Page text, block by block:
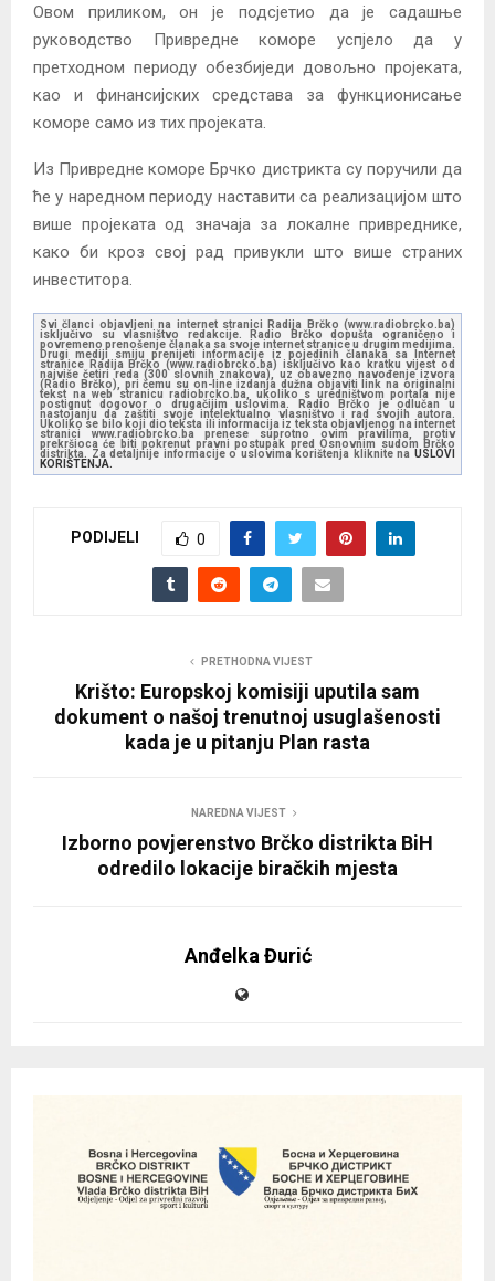
Овом приликом, он је подсјетио да је садашње
руководство Привредне коморе успјело да у
претходном периоду обезбиједи довољно пројеката,
као и финансијских средстава за функционисање
коморе само из тих пројеката.
Из Привредне коморе Брчко дистрикта су поручили да
ће у наредном периоду наставити са реализацијом што
више пројеката од значаја за локалне привреднике,
како би кроз свој рад привукли што више страних
инвеститора.
Svi članci objavljeni na internet stranici Radija Brčko (www.radiobrcko.ba)
isključivo su vlasništvo redakcije. Radio Brčko dopušta ograničeno i
povremeno prenošenje članaka sa svoje internet stranice u drugim medijima.
Drugi mediji smiju prenijeti informacije iz pojedinih članaka sa Internet
stranice Radija Brčko (www.radiobrcko.ba) isključivo kao kratku vijest od
najviše četiri reda (300 slovnih znakova), uz obavezno navođenje izvora
(Radio Brčko), pri čemu su on-line izdanja dužna objaviti link na originalni
tekst na web stranicu radiobrcko.ba, ukoliko s uredništvom portala nije
postignut dogovor o drugačijim uslovima. Radio Brčko je odlučan u
nastojanju da zaštiti svoje intelektualno vlasništvo i rad svojih autora.
Ukoliko se bilo koji dio teksta ili informacija iz teksta objavljenog na internet
stranici www.radiobrcko.ba prenese suprotno ovim pravilima, protiv
prekršioca će biti pokrenut pravni postupak pred Osnovnim sudom Brčko
distrikta. Za detaljnije informacije o uslovima korištenja kliknite na USLOVI
KORIŠTENJA.
PODIJELI 0
PRETHODNA VIJEST
Krišto: Europskoj komisiji uputila sam
dokument o našoj trenutnoj usuglašenosti
kada je u pitanju Plan rasta
NAREDNA VIJEST
Izborno povjerenstvo Brčko distrikta BiH
odredilo lokacije biračkih mjesta
Anđelka Đurić